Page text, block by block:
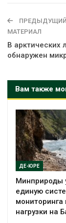
ПРЕДЫДУЩИЙ
МАТЕРИАЛ
В арктических
обнаружен
Вам также
ДЕ-ЮРЕ
Минприроды
единую
мониторинга
нагрузки на